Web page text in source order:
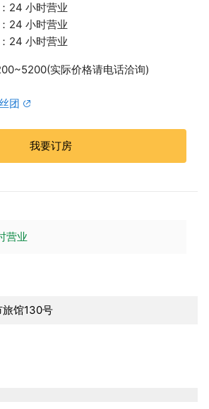
24 小时营业
24 小时营业
24 小时营业
实际价格请电话洽询)
团
我要订房
营业
旅馆130号